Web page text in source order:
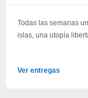
Todas las semanas
islas, una utopía
Ver entregas